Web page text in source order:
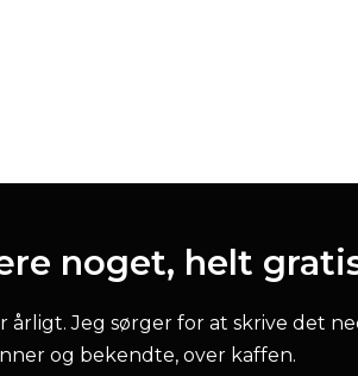
noget, helt
Jeg sørger for at skrive det
og bekendte, over kaffen.